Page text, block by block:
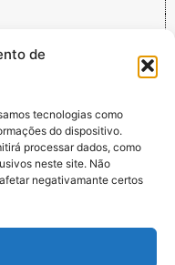
de
tecnologias como
do dispositivo.
processar dados, como
neste site. Não
negativamante certos
nº. 40